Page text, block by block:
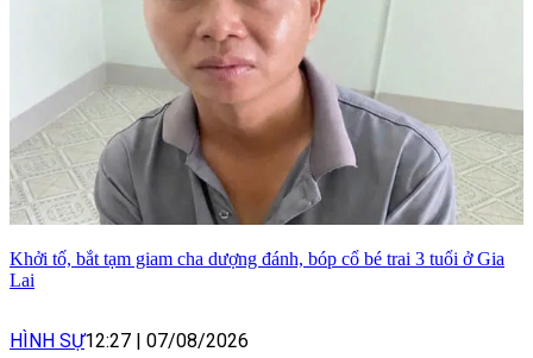
Khởi tố, bắt tạm giam cha dượng đánh, bóp cổ bé trai 3 tuổi ở Gia
Lai
HÌNH SỰ12:27 | 07/08/2026